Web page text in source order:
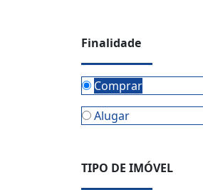
Finalidade
Comprar
Alugar
TIPO DE IMÓVEL